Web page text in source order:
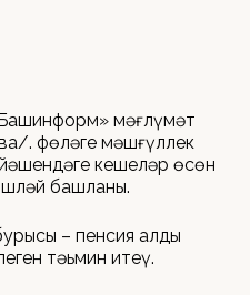
мәғлүмәт
. Өфөләге мәшғүллек
кешеләр өсөн
башланы.
– пенсия алды
тәьмин итеү.